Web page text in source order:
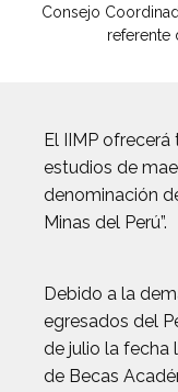
Consejo
referente
El IIMP
estudios de
denominación
Minas del Perú”.
Debido a la
egresados del
de julio la fecha
de Becas